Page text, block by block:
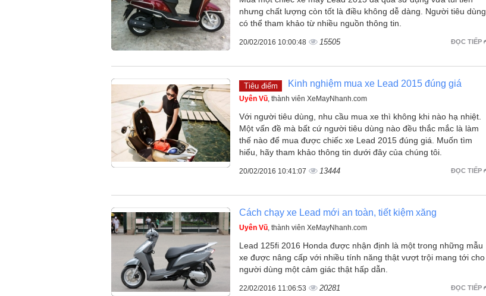
nhưng chất lượng còn tốt là điều không dễ dàng. Người tiêu dùng
có thể tham khảo từ nhiều nguồn thông tin.
ĐỌC TIẾP
20/02/2016 10:00:48 15505
Tiêu điểm Kinh nghiệm mua xe Lead 2015 đúng giá
Uyên Vũ, thành viên XeMayNhanh.com
Với người tiêu dùng, nhu cầu mua xe thì không khi nào hạ nhiệt.
Một vấn đề mà bất cứ người tiêu dùng nào đều thắc mắc là làm
thế nào để mua được chiếc xe Lead 2015 đúng giá. Muốn tìm
hiểu, hãy tham khảo thông tin dưới đây của chúng tôi.
ĐỌC TIẾP
20/02/2016 10:41:07 13444
Cách chạy xe Lead mới an toàn, tiết kiệm xăng
Uyên Vũ, thành viên XeMayNhanh.com
Lead 125fi 2016 Honda được nhận định là một trong những mẫu
xe được nâng cấp với nhiều tính năng thật vượt trội mang tới cho
người dùng một cảm giác thật hấp dẫn.
ĐỌC TIẾP
22/02/2016 11:06:53 20281